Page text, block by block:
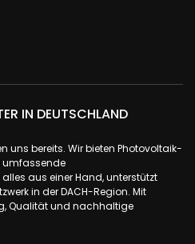
IN DEUTSCHLAND
uns bereits. Wir bieten Photovoltaik-
umfassende
aus einer Hand, unterstützt
in der DACH-Region. Mit
Qualität und nachhaltige